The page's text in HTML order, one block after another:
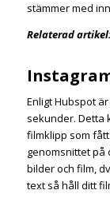
stämmer med
Relaterad
Enligt Hubspot
sekunder. Detta
filmklipp som
genomsnittet på
bilder och film,
text så håll ditt